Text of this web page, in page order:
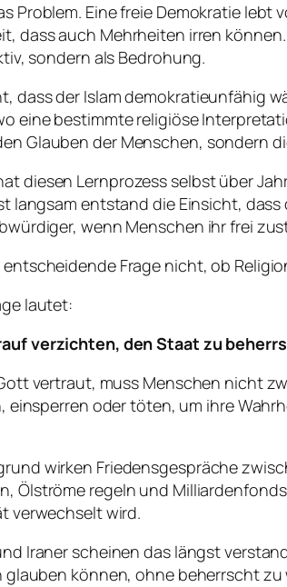
Problem. Eine freie Demokratie
dass auch Mehrheiten irren
sondern als Bedrohung.
dass der Islam demokratieunfähig
eine bestimmte religiöse
Glauben der Menschen, sondern
diesen Lernprozess selbst über
langsam entstand die Einsicht,
wenn Menschen ihr frei
Frage nicht, ob
lautet:
verzichten, den Staat zu
vertraut, muss Menschen nicht
oder töten, um ihre
wirken Friedensgespräche
Ölströme regeln und
verwechselt wird.
Iraner scheinen das längst
glauben können, ohne beherrscht